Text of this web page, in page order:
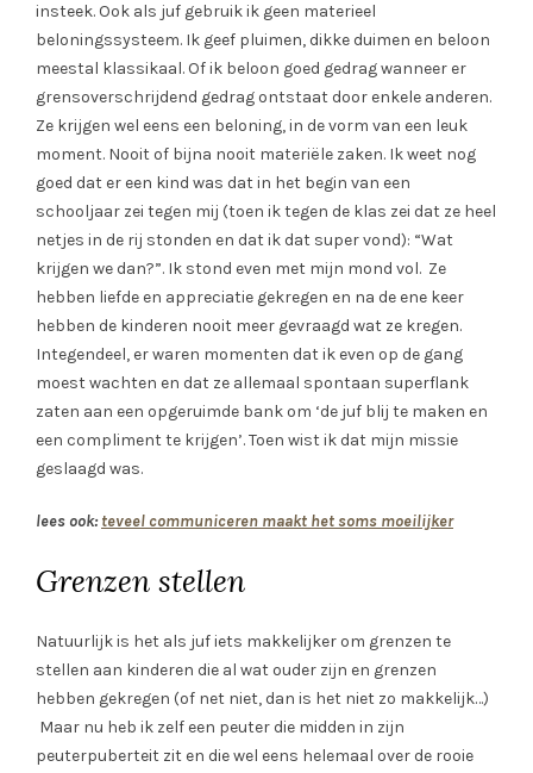
insteek. Ook als juf gebruik ik geen materieel
beloningssysteem. Ik geef pluimen, dikke duimen en beloon
meestal klassikaal. Of ik beloon goed gedrag wanneer er
grensoverschrijdend gedrag ontstaat door enkele anderen.
Ze krijgen wel eens een beloning, in de vorm van een leuk
moment. Nooit of bijna nooit materiële zaken. Ik weet nog
goed dat er een kind was dat in het begin van een
schooljaar zei tegen mij (toen ik tegen de klas zei dat ze heel
netjes in de rij stonden en dat ik dat super vond): “Wat
krijgen we dan?”. Ik stond even met mijn mond vol. Ze
hebben liefde en appreciatie gekregen en na de ene keer
hebben de kinderen nooit meer gevraagd wat ze kregen.
Integendeel, er waren momenten dat ik even op de gang
moest wachten en dat ze allemaal spontaan superflank
zaten aan een opgeruimde bank om ‘de juf blij te maken en
een compliment te krijgen’. Toen wist ik dat mijn missie
geslaagd was.
lees ook:teveel communiceren maakt het soms moeilijker
Grenzen stellen
Natuurlijk is het als juf iets makkelijker om grenzen te
stellen aan kinderen die al wat ouder zijn en grenzen
hebben gekregen (of net niet, dan is het niet zo makkelijk…)
Maar nu heb ik zelf een peuter die midden in zijn
peuterpuberteit zit en die wel eens helemaal over de rooie